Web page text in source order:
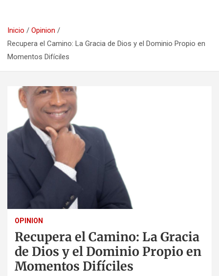
Inicio
Opinion
Recupera el Camino: La Gracia de Dios y el Dominio Propio en
Momentos Difíciles
OPINION
Recupera el Camino: La Gracia
de Dios y el Dominio Propio en
Momentos Difíciles